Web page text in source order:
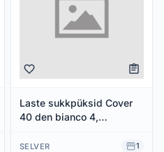
Laste sukkpüksid Cover
40 den bianco 4,
SELVER 1